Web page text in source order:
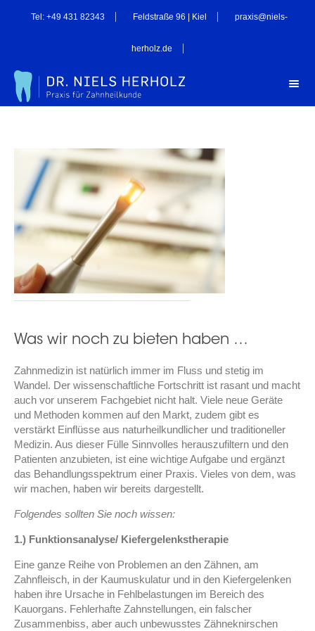
Tel: +49 431 82343 Feldstraße 96 | Kiel praxis@niels-
herholz.de
Was wir noch zu bieten haben …
Zahnmedizin ist natürlich immer im Fluss und stetig im
Wandel. Der wissenschaftliche Fortschritt ist rasant und macht
auch vor unserem Fachgebiet nicht halt. Viele neue Geräte
und Methoden kommen auf den Markt, zudem gibt es
verstärkt Einflüsse aus naturheilkundlicher und traditioneller
Medizin. Aus dieser Fülle Sinnvolles herauszufiltern und den
Patienten anzubieten, ist eine wichtige Aufgabe und ergänzt
das Behandlungsspektrum einer Praxis. Vieles von dem, was
wir machen, haben wir bereits dargestellt.
Folgendes sollten Sie noch wissen:
1.) Funktionsanalyse/ Kiefergelenkstherapie
Eine ganze Reihe von Problemen an den Zähnen, am
Zahnfleisch, in der Kaumuskulatur und in den Kiefergelenken
haben ihre Ursache in Fehlbelastungen im Bereich des
Kauorgans. Fehlerhafte Zahnstellungen, ein falscher
Zusammenbiss, aber auch unbewusstes Zähneknirschen